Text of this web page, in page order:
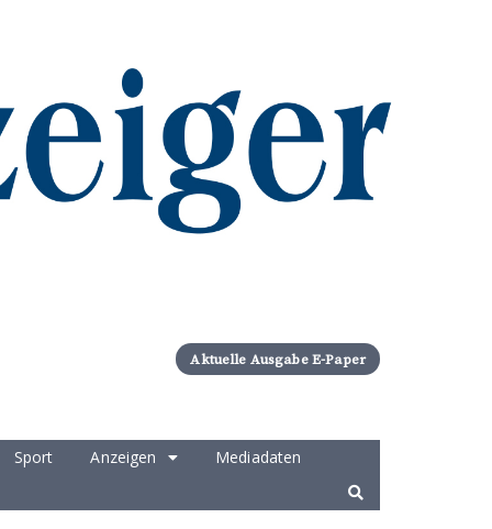
Aktuelle Ausgabe E-Paper
Sport Anzeigen
Mediadaten